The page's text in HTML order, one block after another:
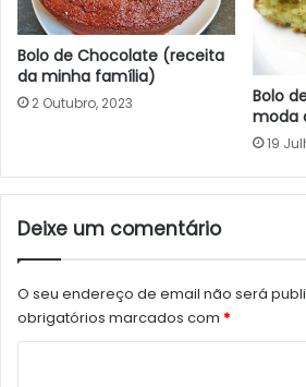
Bolo de Chocolate (receita
da minha família)
2 Outubro, 2023
Bolo
moda
19
Deixe um comentário
O seu endereço de email não será
obrigatórios marcados com *